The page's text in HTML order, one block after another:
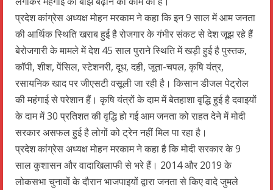
प्रदेश कांग्रेस अध्यक्ष मोहन मरकाम ने कहा कि इन 9 साल में आम जनता
की आर्थिक स्थिति खराब हुई है रोजगार के गंभीर संकट से देश जूझ रहे हैं
बेरोजगारी के मामले में देश 45 साल पुराने स्थिति में खड़ी हुई है पुस्तक,
कॉपी, शीश, पेंसिल, स्टेशनरी, दूध, दही, जूता-चपल, कृषि यंत्र,
रसायनिक खाद पर जीएसटी वसूली जा रही है। किसान डीजल पेट्रोल
की महंगाई से परेशान हैं। कृषि यंत्रों के दाम में बेतहाशा वृद्धि हुई है दवाइयों
के दाम में 30 प्रतिशत की वृद्धि हो गई आम जनता को राहत देने में मोदी
सरकार असफल हुई है लोगों को ट्रेन नहीं मिल पा रहा है।
प्रदेश कांग्रेस अध्यक्ष मोहन मरकाम ने कहा है कि मोदी सरकार के 9
साल कुशासन और वादाखिलाफी से भरे हैं। 2014 और 2019 के
लोकसभा चुनावों के दौरान भाजपाइयों द्वारा जनता से किए वादे जुमले